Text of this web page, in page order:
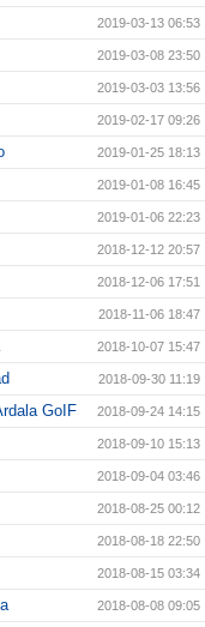
2019-03-13 06:53
2019-03-08 23:50
2019-03-03 13:56
2019-02-17 09:26
2019-01-25 18:13
2019-01-08 16:45
2019-01-06 22:23
2018-12-12 20:57
2018-12-06 17:51
2018-11-06 18:47
2018-10-07 15:47
2018-09-30 11:19
GoIF 2018-09-24 14:15
2018-09-10 15:13
2018-09-04 03:46
2018-08-25 00:12
2018-08-18 22:50
2018-08-15 03:34
2018-08-08 09:05